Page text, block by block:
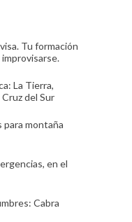
Tu formación
La Tierra,
del Sur
para montaña
en el
Cabra